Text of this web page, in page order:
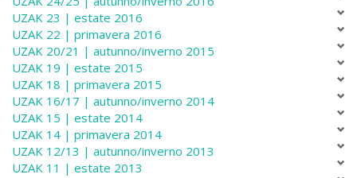
UZAK 23 | estate 2016
UZAK 22 | primavera 2016
UZAK 20/21 | autunno/inverno 2015
UZAK 19 | estate 2015
UZAK 18 | primavera 2015
UZAK 16/17 | autunno/inverno 2014
UZAK 15 | estate 2014
UZAK 14 | primavera 2014
UZAK 12/13 | autunno/inverno 2013
UZAK 11 | estate 2013